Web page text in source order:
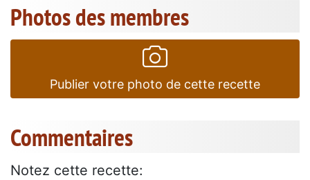
Photos des membres
Publier votre photo de cette recette
Commentaires
Notez cette recette: